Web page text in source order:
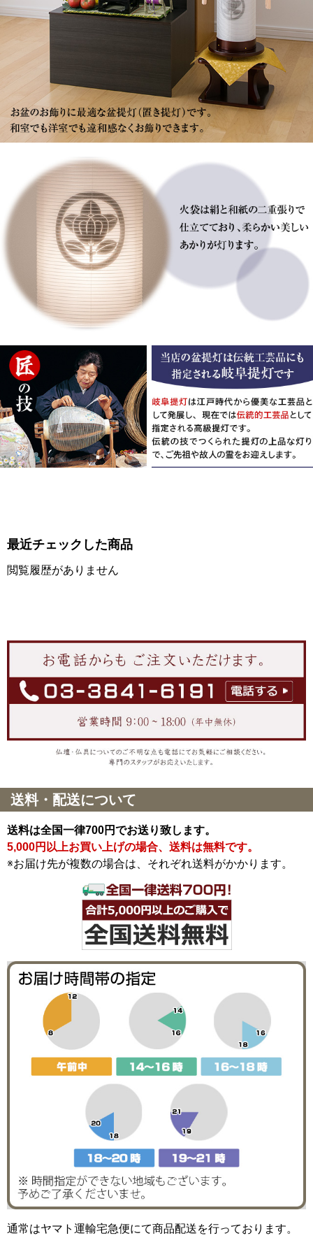
最近チェックした商品
閲覧履歴がありません
送料・配送について
送料は全国一律700円でお送り致します。
5,000円以上お買い上げの場合、送料は無料です。
※お届け先が複数の場合は、それぞれ送料がかかります。
通常はヤマト運輸宅急便にて商品配送を行っております。